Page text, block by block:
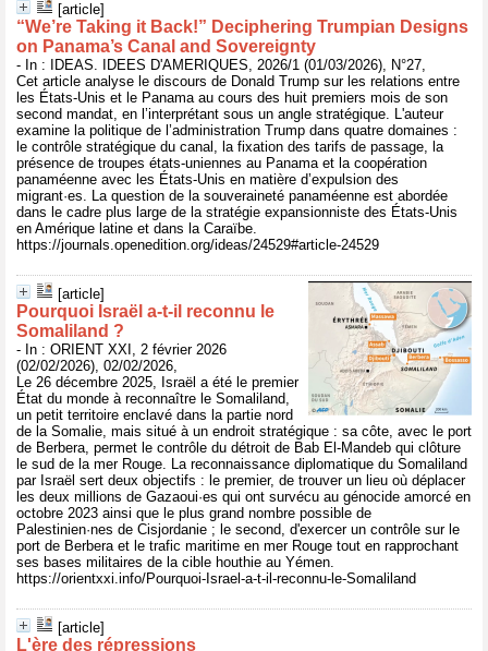
[article]
“We’re Taking it Back!” Deciphering Trumpian Designs
on Panama’s Canal and Sovereignty
- In : IDEAS. IDEES D'AMERIQUES, 2026/1 (01/03/2026), N°27,
Cet article analyse le discours de Donald Trump sur les relations entre
les États-Unis et le Panama au cours des huit premiers mois de son
second mandat, en l’interprétant sous un angle stratégique. L'auteur
examine la politique de l’administration Trump dans quatre domaines :
le contrôle stratégique du canal, la fixation des tarifs de passage, la
présence de troupes états-uniennes au Panama et la coopération
panaméenne avec les États-Unis en matière d’expulsion des
migrant·es. La question de la souveraineté panaméenne est abordée
dans le cadre plus large de la stratégie expansionniste des États-Unis
en Amérique latine et dans la Caraïbe.
https://journals.openedition.org/ideas/24529#article-24529
[article]
Pourquoi Israël a-t-il reconnu le
Somaliland ?
- In : ORIENT XXI, 2 février 2026
(02/02/2026), 02/02/2026,
Le 26 décembre 2025, Israël a été le premier
État du monde à reconnaître le Somaliland,
un petit territoire enclavé dans la partie nord
de la Somalie, mais situé à un endroit stratégique : sa côte, avec le port
de Berbera, permet le contrôle du détroit de Bab El-Mandeb qui clôture
le sud de la mer Rouge. La reconnaissance diplomatique du Somaliland
par Israël sert deux objectifs : le premier, de trouver un lieu où déplacer
les deux millions de Gazaoui·es qui ont survécu au génocide amorcé en
octobre 2023 ainsi que le plus grand nombre possible de
Palestinien·nes de Cisjordanie ; le second, d'exercer un contrôle sur le
port de Berbera et le trafic maritime en mer Rouge tout en rapprochant
ses bases militaires de la cible houthie au Yémen.
https://orientxxi.info/Pourquoi-Israel-a-t-il-reconnu-le-Somaliland
[article]
L'ère des répressions